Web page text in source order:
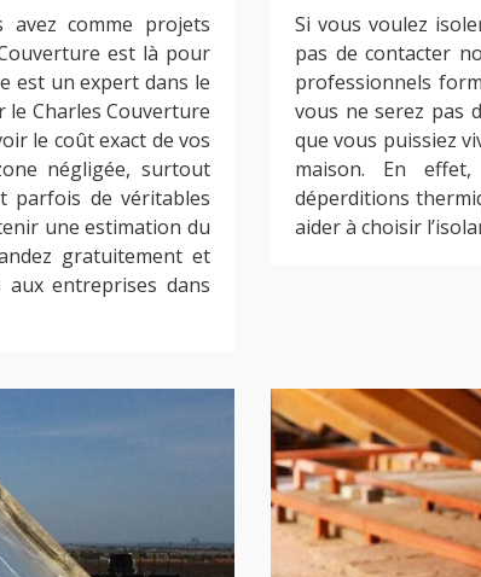
comme projets
est là pour
est un expert dans le
le Charles Couverture
le coût exact de vos
négligée, surtout
parfois de véritables
une estimation du
gratuitement et
aux entreprises dans
Si vous voulez
pas de contacter
professionnels
vous ne serez pas
que vous puissiez
maison. En
déperditions
aider à choisir